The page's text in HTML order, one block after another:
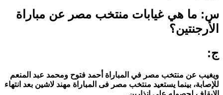
س: ما هي غيابات منتخب مصر عن مباراة
الأرجنتين؟
ج:
ويغيب عن منتخب مصر في المباراة أحمد فتوح ومحمد عبد المنعم
للإصابة، بينما يستعيد منتخب مصر فى المباراة مهند لاشين بعد انتهاء